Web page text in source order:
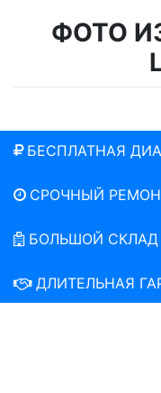
ФОТО
БЕСПЛАТНАЯ
СРОЧНЫЙ
БОЛЬШОЙ СКЛАД
ДЛИТЕЛЬНАЯ